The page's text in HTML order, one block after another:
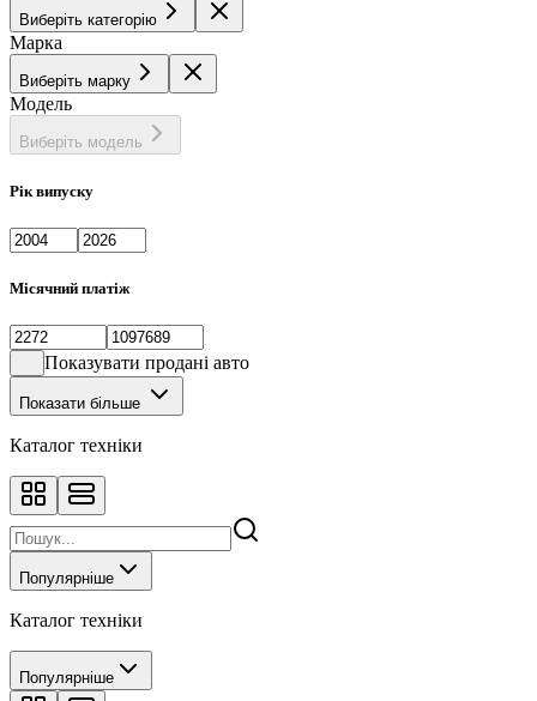
Виберіть категорію
Марка
Виберіть марку
Модель
Виберіть модель
Рік випуску
Місячний платіж
Показувати продані авто
Показати більше
Каталог техніки
Популярніше
Каталог техніки
Популярніше